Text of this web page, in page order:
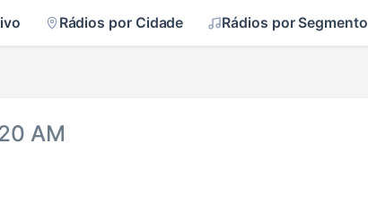
Rádios por Cidade Rádios por Segmento
AM